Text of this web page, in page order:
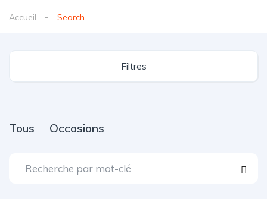
Accueil Search
Filtres
Tous Occasions